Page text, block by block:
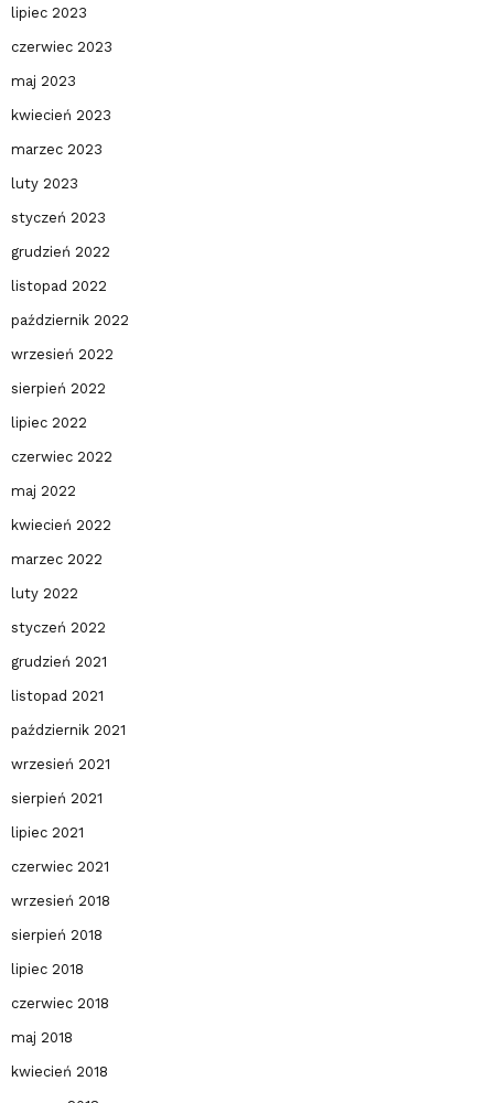
lipiec 2023
czerwiec 2023
maj 2023
kwiecień 2023
marzec 2023
luty 2023
styczeń 2023
grudzień 2022
listopad 2022
październik 2022
wrzesień 2022
sierpień 2022
lipiec 2022
czerwiec 2022
maj 2022
kwiecień 2022
marzec 2022
luty 2022
styczeń 2022
grudzień 2021
listopad 2021
październik 2021
wrzesień 2021
sierpień 2021
lipiec 2021
czerwiec 2021
wrzesień 2018
sierpień 2018
lipiec 2018
czerwiec 2018
maj 2018
kwiecień 2018